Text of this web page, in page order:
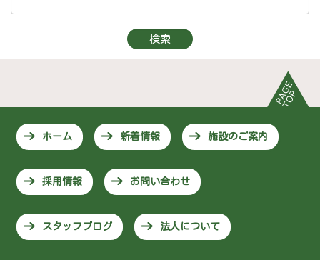
ホーム 新着情報 施設のご案内
採用情報 お問い合わせ
スタッフブログ 法人について